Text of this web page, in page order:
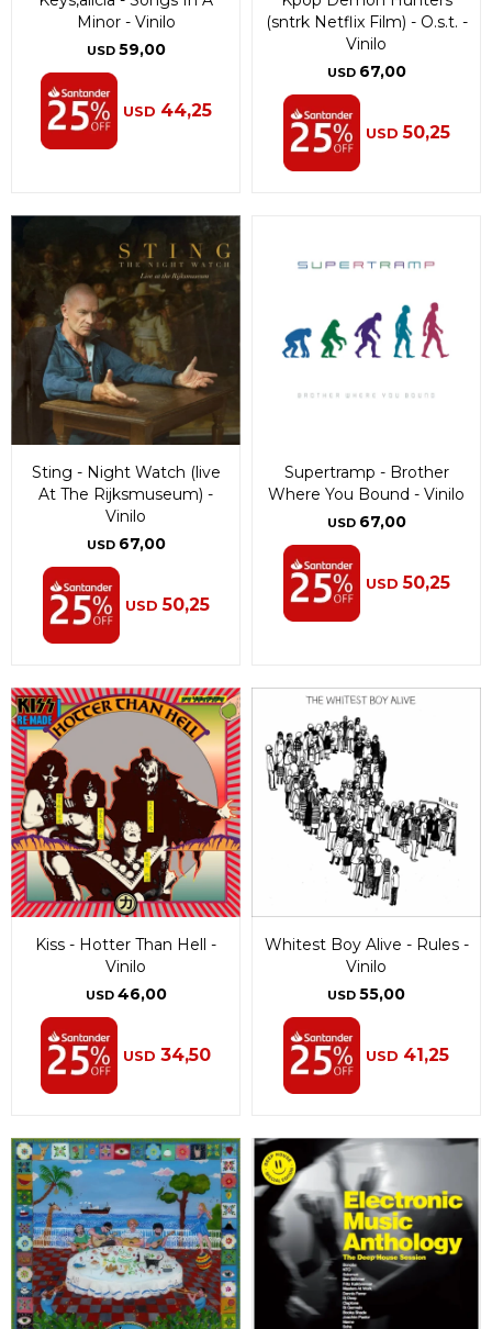
Minor - Vinilo
USD 59,00
USD 44,25
(sntrk Netflix Film) - O.s.t. -
Vinilo
USD 67,00
USD 50,25
Sting - Night Watch (live
At The Rijksmuseum) -
Vinilo
USD 67,00
USD 50,25
Supertramp - Brother
Where You Bound - Vinilo
USD 67,00
USD 50,25
Kiss - Hotter Than Hell -
Vinilo
USD 46,00
USD 34,50
Whitest Boy Alive - Rules -
Vinilo
USD 55,00
USD 41,25